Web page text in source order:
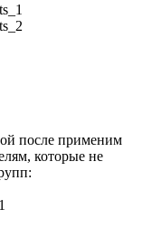
после применим
которые не